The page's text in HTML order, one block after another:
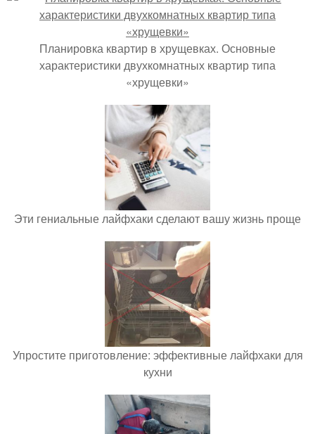
Планировка квартир в хрущевках. Основные
характеристики двухкомнатных квартир типа
«хрущевки»
Эти гениальные лайфхаки сделают вашу жизнь проще
Упростите приготовление: эффективные лайфхаки для
кухни